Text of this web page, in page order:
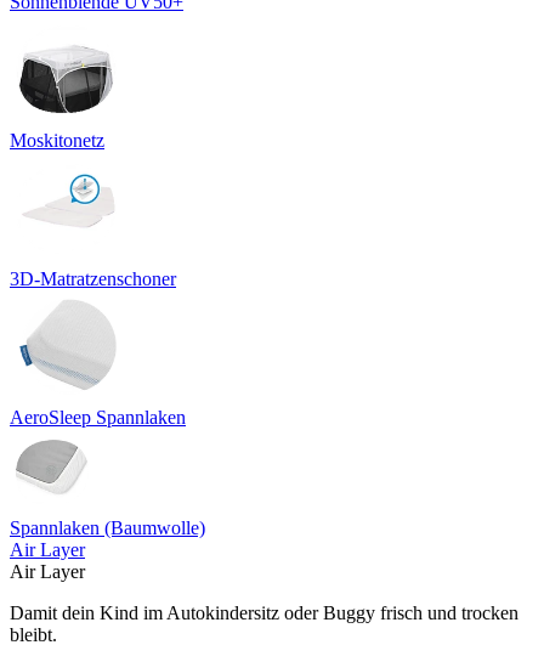
Moskitonetz
3D-Matratzenschoner
AeroSleep Spannlaken
Spannlaken (Baumwolle)
Air Layer
Air Layer
Damit dein Kind im Autokindersitz oder Buggy frisch und trocken
bleibt.